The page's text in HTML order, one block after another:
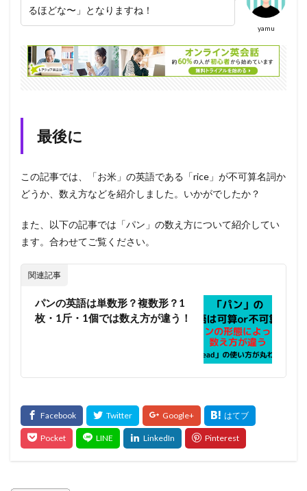
yamu
るほどな〜」となりますね！
最後に
この記事では、「お米」の英語である「rice」が不可算名詞か
どうか、数え方などを紹介しました。いかがでしたか？
また、以下の記事では「パン」の数え方について紹介してい
ます。合わせてご覧ください。
関連記事
パンの英語は単数形？複数形？1
枚・1斤・1個では数え方が違う！